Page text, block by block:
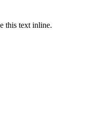
this text inline.